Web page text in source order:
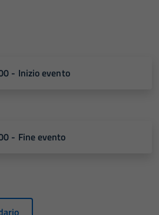
- Inizio evento
- Fine evento